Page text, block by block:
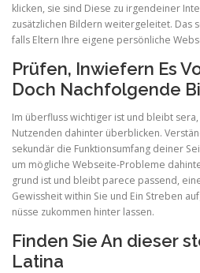
klicken, sie sind Diese zu irgendeiner
zusätzlichen Bildern weitergeleitet. Das
falls Eltern Ihre eigene persönliche
Prüfen, Inwiefern Es
Doch Nachfolgende
Im überfluss wichtiger ist und bleibt
Nutzenden dahinter überblicken.
sekundär die Funktionsumfang deiner
um mögliche Webseite-Probleme
grund ist und bleibt parece passend,
Gewissheit within Sie und Ein Streben
nüsse zukommen hinter lassen.
Finden Sie An dieser
Latina